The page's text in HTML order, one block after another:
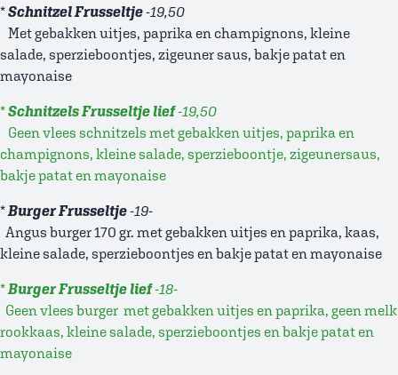
*Schnitzel Frusseltje-19,50
Met gebakken uitjes, paprika en champignons, kleine
salade, sperzieboontjes, zigeuner saus, bakje patat en
mayonaise
*Schnitzels Frusseltje lief-19,50
Geen vlees schnitzels met gebakken uitjes, paprika en
champignons, kleine salade, sperzieboontje, zigeunersaus,
bakje patat en mayonaise
*Burger Frusseltje-19-
Angus burger 170 gr. met gebakken uitjes en paprika, kaas,
kleine salade, sperzieboontjes en bakje patat en mayonaise
*Burger Frusseltje lief-18-
Geen vlees burger met gebakken uitjes en paprika, geen melk
rookkaas, kleine salade, sperzieboontjes en bakje patat en
mayonaise